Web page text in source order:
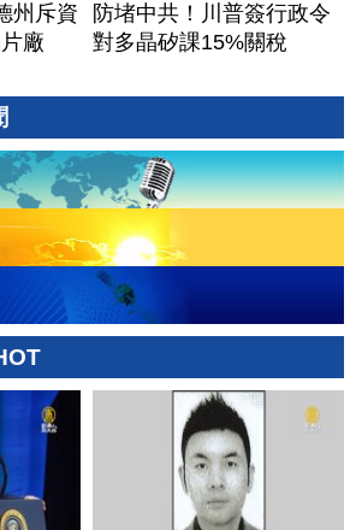
州斥資
廠
防堵中共！川普簽行政令
對多晶矽課15%關稅